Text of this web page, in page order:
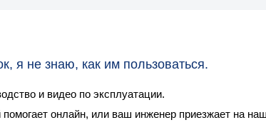
я не знаю, как им пользоваться.
и видео по эксплуатации.
онлайн, или ваш инженер приезжает на